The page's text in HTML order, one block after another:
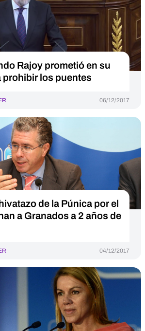
Rajoy prometió en su
prohibir los puentes
06/12/2017
de la Púnica por el
a Granados a 2 años de
04/12/2017